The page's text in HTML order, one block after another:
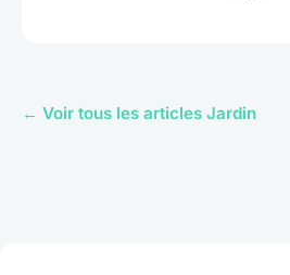
← Voir tous les articles Jardin